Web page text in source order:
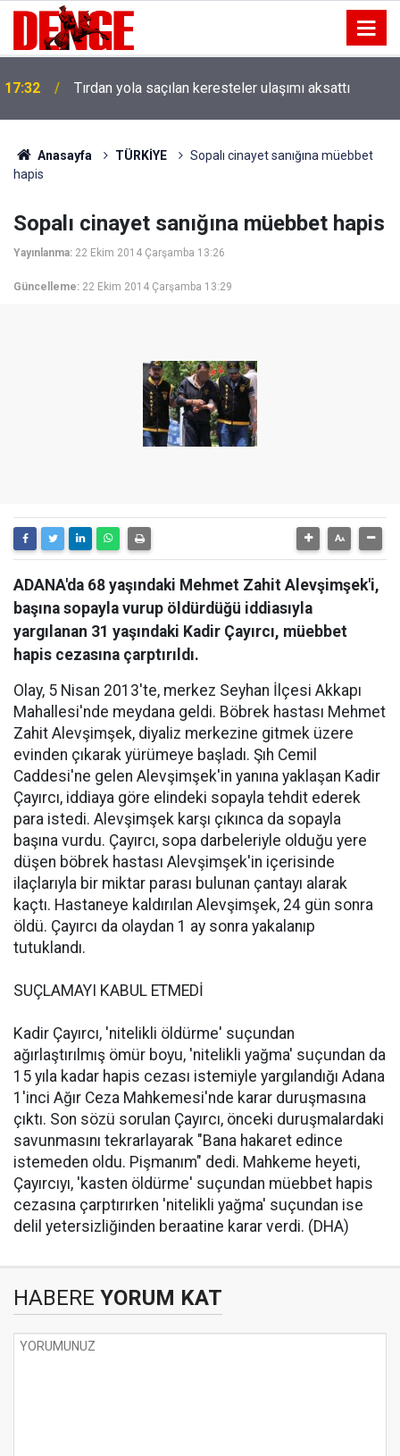
17:32 Tırdan yola saçılan keresteler ulaşımı aksattı
Anasayfa TÜRKİYE
Sopalı cinayet sanığına müebbet
hapis
Sopalı cinayet sanığına müebbet hapis
Yayınlanma: 22 Ekim 2014 Çarşamba 13:26
Güncelleme: 22 Ekim 2014 Çarşamba 13:29
ADANA'da 68 yaşındaki Mehmet Zahit Alevşimşek'i,
başına sopayla vurup öldürdüğü iddiasıyla
yargılanan 31 yaşındaki Kadir Çayırcı, müebbet
hapis cezasına çarptırıldı.
Olay, 5 Nisan 2013'te, merkez Seyhan İlçesi Akkapı
Mahallesi'nde meydana geldi. Böbrek hastası Mehmet
Zahit Alevşimşek, diyaliz merkezine gitmek üzere
evinden çıkarak yürümeye başladı. Şıh Cemil
Caddesi'ne gelen Alevşimşek'in yanına yaklaşan Kadir
Çayırcı, iddiaya göre elindeki sopayla tehdit ederek
para istedi. Alevşimşek karşı çıkınca da sopayla
başına vurdu. Çayırcı, sopa darbeleriyle olduğu yere
düşen böbrek hastası Alevşimşek'in içerisinde
ilaçlarıyla bir miktar parası bulunan çantayı alarak
kaçtı. Hastaneye kaldırılan Alevşimşek, 24 gün sonra
öldü. Çayırcı da olaydan 1 ay sonra yakalanıp
tutuklandı.
SUÇLAMAYI KABUL ETMEDİ
Kadir Çayırcı, 'nitelikli öldürme' suçundan
ağırlaştırılmış ömür boyu, 'nitelikli yağma' suçundan da
15 yıla kadar hapis cezası istemiyle yargılandığı Adana
1'inci Ağır Ceza Mahkemesi'nde karar duruşmasına
çıktı. Son sözü sorulan Çayırcı, önceki duruşmalardaki
savunmasını tekrarlayarak "Bana hakaret edince
istemeden oldu. Pişmanım" dedi. Mahkeme heyeti,
Çayırcıyı, 'kasten öldürme' suçundan müebbet hapis
cezasına çarptırırken 'nitelikli yağma' suçundan ise
delil yetersizliğinden beraatine karar verdi. (DHA)
HABERE YORUM KAT